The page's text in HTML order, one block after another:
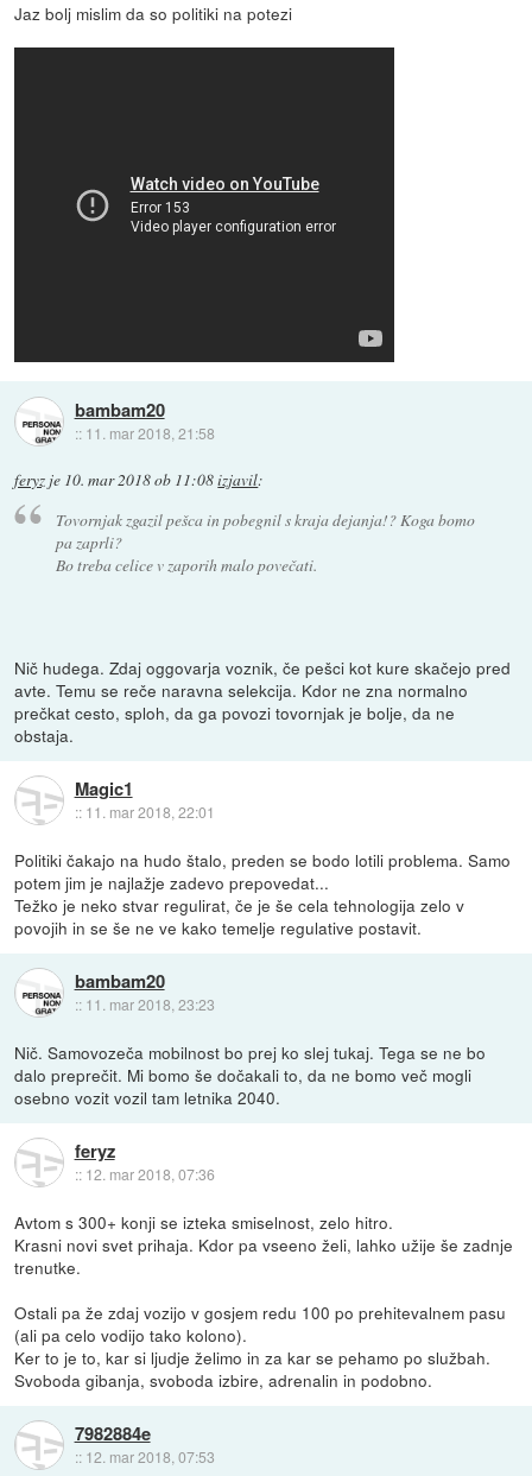
Jaz bolj mislim da so politiki na potezi
bambam20
:: 11. mar 2018, 21:58
feryz je 10. mar 2018 ob 11:08izjavil:
Tovornjak zgazil pešca in pobegnil s kraja dejanja!? Koga bomo
pa zaprli?
Bo treba celice v zaporih malo povečati.
Nič hudega. Zdaj oggovarja voznik, če pešci kot kure skačejo pred
avte. Temu se reče naravna selekcija. Kdor ne zna normalno
prečkat cesto, sploh, da ga povozi tovornjak je bolje, da ne
obstaja.
Magic1
:: 11. mar 2018, 22:01
Politiki čakajo na hudo štalo, preden se bodo lotili problema. Samo
potem jim je najlažje zadevo prepovedat...
Težko je neko stvar regulirat, če je še cela tehnologija zelo v
povojih in se še ne ve kako temelje regulative postavit.
bambam20
:: 11. mar 2018, 23:23
Nič. Samovozeča mobilnost bo prej ko slej tukaj. Tega se ne bo
dalo preprečit. Mi bomo še dočakali to, da ne bomo več mogli
osebno vozit vozil tam letnika 2040.
feryz
:: 12. mar 2018, 07:36
Avtom s 300+ konji se izteka smiselnost, zelo hitro.
Krasni novi svet prihaja. Kdor pa vseeno želi, lahko užije še zadnje
trenutke.
Ostali pa že zdaj vozijo v gosjem redu 100 po prehitevalnem pasu
(ali pa celo vodijo tako kolono).
Ker to je to, kar si ljudje želimo in za kar se pehamo po službah.
Svoboda gibanja, svoboda izbire, adrenalin in podobno.
7982884e
:: 12. mar 2018, 07:53